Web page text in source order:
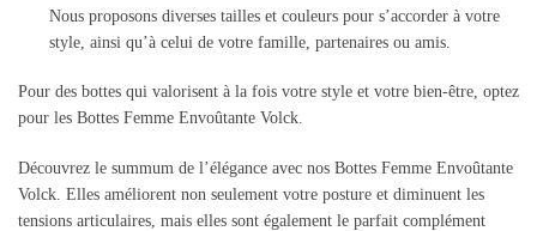
Nous proposons diverses tailles et couleurs pour s’accorder à votre
style, ainsi qu’à celui de votre famille, partenaires ou amis.
Pour des bottes qui valorisent à la fois votre style et votre bien-être, optez
pour les Bottes Femme Envoûtante Volck.
Découvrez le summum de l’élégance avec nos Bottes Femme Envoûtante
Volck. Elles améliorent non seulement votre posture et diminuent les
tensions articulaires, mais elles sont également le parfait complément